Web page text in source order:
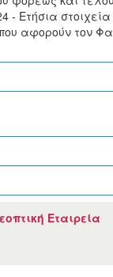
- Ετήσια
αφορούν τον
Εταιρεία